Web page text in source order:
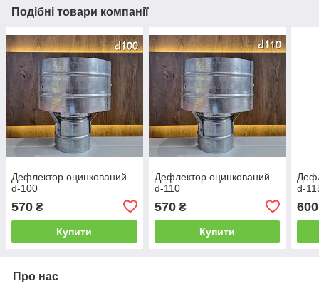
Подібні товари компанії
Дефлектор оцинкований
d-100
570 ₴
Купити
Дефлектор оцинкований
d-110
570₴
Купити
d-
600
Про нас